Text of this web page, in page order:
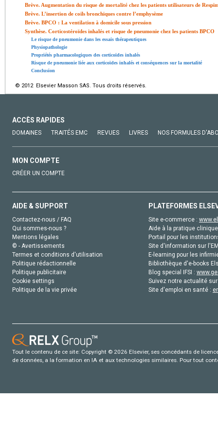
Brève. Augmentation du risque de mortalité chez les patients utilisateurs de
Brève. L’insertion de coils bronchiques contre l’emphysème
Brève. BPCO : La ventilation à domicile sous pression
Synthèse. Corticostéroïdes inhalés et risque de pneumonie chez les patients BPCO
Le risque de pneumonie dans les essais thérapeutiques
Physiopathologie
Propriétés pharmacologiques des corticoïdes inhalés
Risque de pneumonie liée aux corticoïdes inhalés et conséquences sur la mortalité
Conclusion
© 2012 Elsevier Masson SAS. Tous droits réservés.
ACCÈS RAPIDES
DOMAINES TRAITÉS EMC REVUES LIVRES NOS FORMULES
MON COMPTE
CRÉER UN COMPTE
AIDE & SUPPORT
Contactez-nous / FAQ
Qui sommes-nous ?
Mentions légales
© - Avertissements
Termes et conditions d'utilisation
Politique rédactionnelle
Politique publicitaire
Cookie settings
Politique de la vie privée
PLATEFORMES
Site e-commerce :
Aide à la pratique
Portail pour les
Site d'information sur
E-learning pour les
Bibliothèque d'e-books
Blog special IFSI :
Suivez notre actualité
Site d'emploi en santé :
Tout le contenu de ce site: Copyright © 2026 Elsevier, ses concédants de
de données, a la formation en IA et aux technologies similaires. Pour tout